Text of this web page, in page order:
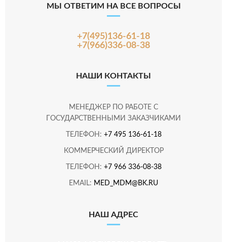
МЫ ОТВЕТИМ НА ВСЕ ВОПРОСЫ
+7(495)136-61-18
+7(966)336-08-38
НАШИ КОНТАКТЫ
МЕНЕДЖЕР ПО РАБОТЕ С
ГОСУДАРСТВЕННЫМИ ЗАКАЗЧИКАМИ
ТЕЛЕФОН: +7 495 136-61-18
КОММЕРЧЕСКИЙ ДИРЕКТОР
ТЕЛЕФОН: +7 966 336-08-38
EMAIL: MED_MDM@BK.RU
НАШ АДРЕС